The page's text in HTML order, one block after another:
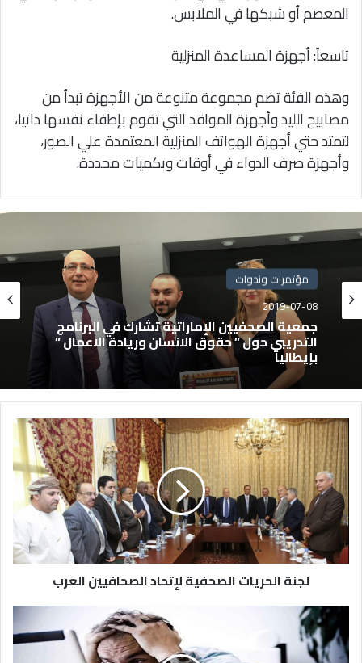
المعصم أو شبكها في الملابس.
تاسعاً: أجهزة المساعدة المنزلية
وهذه الفئة تضم مجموعة متنوعة من الأجهزة تبدأ من
مصابيح الليد وأجهزة المواقد التي تقوم بإطفاء نفسها ذاتيا،
لتمتد حتي أجهزة الهواتف المنزلية المعتمدة علي الصور،
وأجهزة صرف الدواء في أوقات وبكميات محددة.
مؤتمرات وندوات
2019-07-08
جمعية الصحفيين الإماراتية تشارك في البرنامج
التدريبي حول ” حقوق الانسان وريادة الاعمال ”
بإيطاليا
لجنة الحريات الصحفية لإتحاد الصحافيين العرب